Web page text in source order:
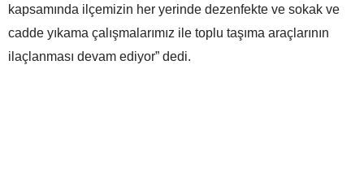
kapsamında ilçemizin her yerinde dezenfekte ve sokak ve
cadde yıkama çalışmalarımız ile toplu taşıma araçlarının
ilaçlanması devam ediyor” dedi.